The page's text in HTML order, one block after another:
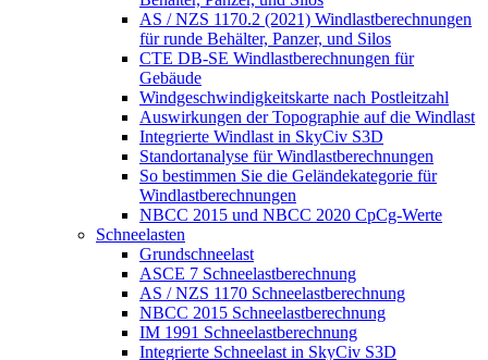
AS / NZS 1170.2 (2021) Windlastberechnungen
für runde Behälter, Panzer, und Silos
CTE DB-SE Windlastberechnungen für
Gebäude
Windgeschwindigkeitskarte nach Postleitzahl
Auswirkungen der Topographie auf die Windlast
Integrierte Windlast in SkyCiv S3D
Standortanalyse für Windlastberechnungen
So bestimmen Sie die Geländekategorie für
Windlastberechnungen
NBCC 2015 und NBCC 2020 CpCg-Werte
Schneelasten
Grundschneelast
ASCE 7 Schneelastberechnung
AS / NZS 1170 Schneelastberechnung
NBCC 2015 Schneelastberechnung
IM 1991 Schneelastberechnung
Integrierte Schneelast in SkyCiv S3D